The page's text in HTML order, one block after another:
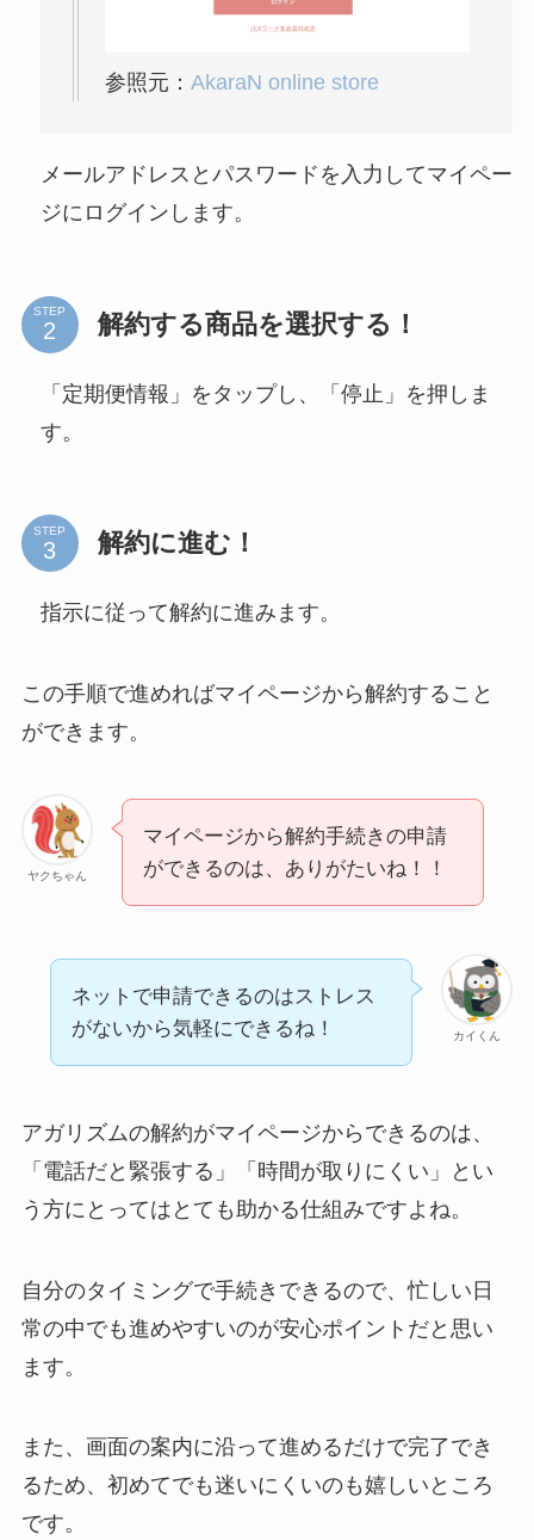
参照元： AkaraN online store
メールアドレスとパスワードを入力してマイペー
ジにログインします。
STEP 解約する商品を選択する！
「定期便情報」をタップし、「停止」を押しま
す。
STEP 解約に進む！
指示に従って解約に進みます。
この手順で進めればマイページから解約すること
ができます。
ヤクちゃん
マイページから解約手続きの申請
ができるのは、ありがたいね！！
カイくん
ネットで申請できるのはストレス
がないから気軽にできるね！
アガリズムの解約がマイページからできるのは、
「電話だと緊張する」「時間が取りにくい」とい
う方にとってはとても助かる仕組みですよね。
自分のタイミングで手続きできるので、忙しい日
常の中でも進めやすいのが安心ポイントだと思い
ます。
また、画面の案内に沿って進めるだけで完了でき
るため、初めてでも迷いにくいのも嬉しいところ
です。